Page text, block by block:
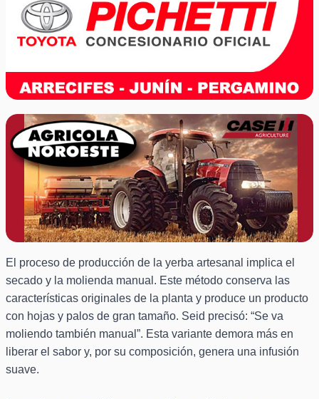
El proceso de producción de la yerba artesanal implica el
secado y la molienda manual. Este método conserva las
características originales de la planta y produce un producto
con hojas y palos de gran tamaño. Seid precisó: “Se va
moliendo también manual”. Esta variante demora más en
liberar el sabor y, por su composición, genera una infusión
suave.